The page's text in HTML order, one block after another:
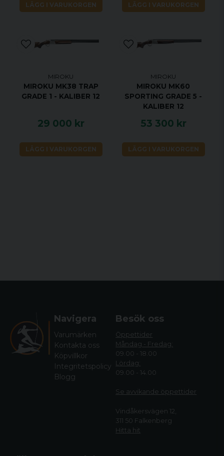
LÄGG I VARUKORGEN LÄGG I VARUKORGEN
MIROKU
MIROKU MK38 TRAP
GRADE 1 - KALIBER 12
29 000 kr
LÄGG I VARUKORGEN
MIROKU
MIROKU MK60
SPORTING GRADE 5 -
KALIBER 12
53 300 kr
LÄGG I VARUKORGEN
Navigera
Varumärken
Kontakta oss
Köpvillkor
Integritetspolicy
Blogg
Besök oss
Öppettider
Måndag - Fredag:
09.00 - 18.00
Lördag:
09.00 - 14.00
Se avvikande öppettider
Vindåkersvägen 12,
311 50 Falkenberg
Hitta hit